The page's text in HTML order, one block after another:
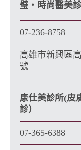
璧・時尚醫美
07-236-8758
高雄市新興區
號
康仕美診所(皮
診）
07-365-6388